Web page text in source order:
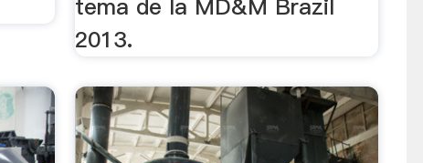
tema de la MD&M Brazil
2013.